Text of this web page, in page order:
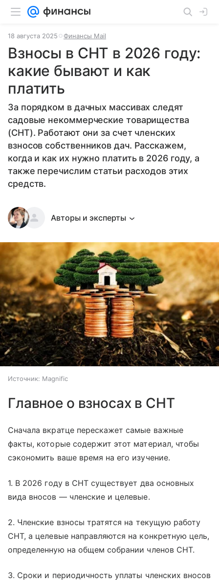
18 августа 2025 Финансы Mail
Взносы в СНТ в 2026 году:
какие бывают и как
платить
За порядком в дачных массивах следят
садовые некоммерческие товарищества
(СНТ). Работают они за счет членских
взносов собственников дач. Расскажем,
когда и как их нужно платить в 2026 году, а
также перечислим статьи расходов этих
средств.
Авторы и эксперты
Источник: Magnific
Главное о взносах в СНТ
Сначала вкратце перескажет самые важные
факты, которые содержит этот материал, чтобы
сэкономить ваше время на его изучение.
1. В 2026 году в СНТ существует два основных
вида вносов — членские и целевые.
2. Членские взносы тратятся на текущую работу
СНТ, а целевые направляются на конкретную цель,
определенную на общем собрании членов СНТ.
3. Сроки и периодичность уплаты членских вносов